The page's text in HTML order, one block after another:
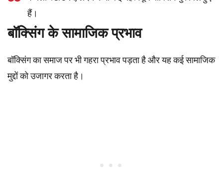
हैं।
बॉक्सिंग के सामाजिक प्रभाव
बॉक्सिंग का समाज पर भी गहरा प्रभाव पड़ता है और यह कई सामाजिक
मुद्दों को उजागर करता है।